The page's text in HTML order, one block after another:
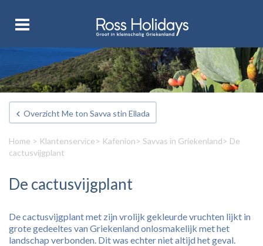
Overzicht Me ton Savva stin Ellada
Home > Klantenservice> Kafenion> Savvas in Griekenland> De
cactusvijgplant
De cactusvijgplant
De cactusvijgplant met zijn vrolijk gekleurde vruchten lijkt in
grote gedeeltes van Griekenland onlosmakelijk met het
landschap verbonden. Dit was echter niet altijd het geval.